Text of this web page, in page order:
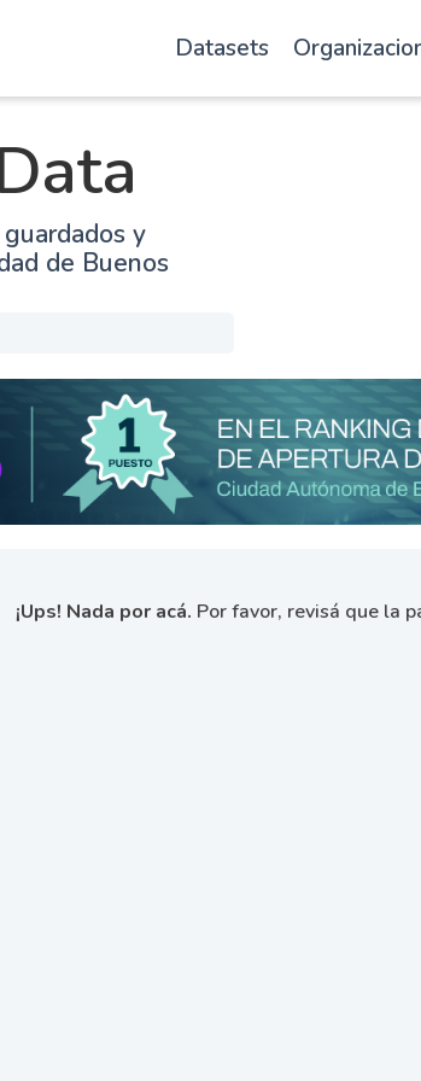
Datasets
y
de Buenos
¡Ups! Nada por acá. Por favor, revisá que la